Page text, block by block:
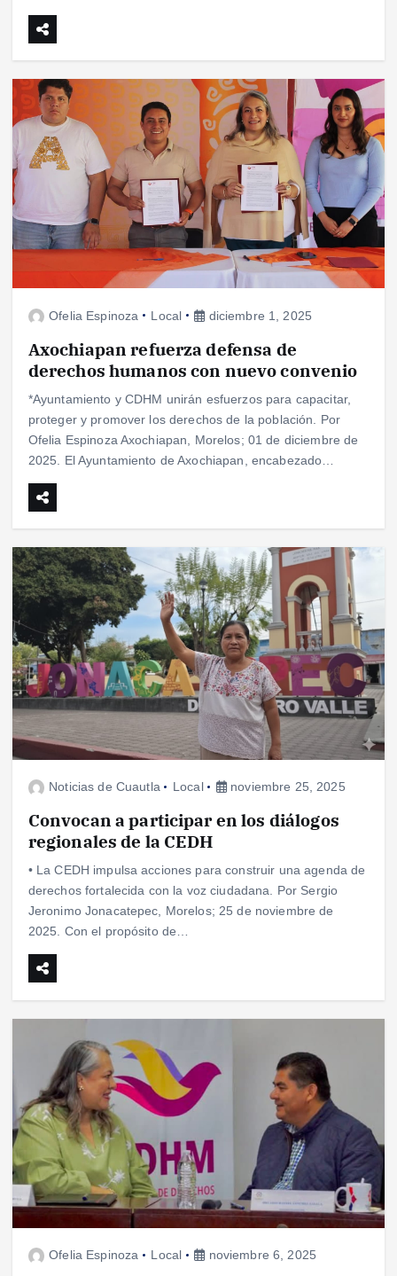
Ofelia Espinoza Local diciembre 1, 2025
Axochiapan refuerza defensa de
derechos humanos con nuevo convenio
*Ayuntamiento y CDHM unirán esfuerzos para capacitar,
proteger y promover los derechos de la población. Por
Ofelia Espinoza Axochiapan, Morelos; 01 de diciembre de
2025. El Ayuntamiento de Axochiapan, encabezado…
Noticias de Cuautla Local noviembre 25, 2025
Convocan a participar en los diálogos
regionales de la CEDH
• La CEDH impulsa acciones para construir una agenda de
derechos fortalecida con la voz ciudadana. Por Sergio
Jeronimo Jonacatepec, Morelos; 25 de noviembre de
2025. Con el propósito de…
Ofelia Espinoza Local noviembre 6, 2025